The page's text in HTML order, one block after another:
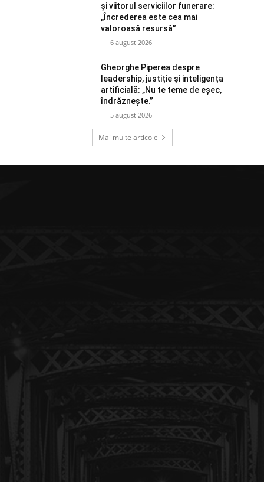
și viitorul serviciilor funerare:
„Încrederea este cea mai
valoroasă resursă”
6 august 2026
Gheorghe Piperea despre
leadership, justiție și inteligența
artificială: „Nu te teme de eșec,
îndrăznește.”
5 august 2026
Mai multe articole